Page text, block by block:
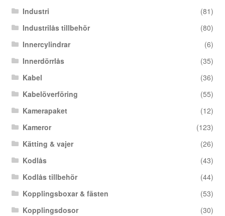
Industri
(81)
Industrilås tillbehör
(80)
Innercylindrar
(6)
Innerdörrlås
(35)
Kabel
(36)
Kabelöverföring
(55)
Kamerapaket
(12)
Kameror
(123)
Kätting & vajer
(26)
Kodlås
(43)
Kodlås tillbehör
(44)
Kopplingsboxar & fästen
(53)
Kopplingsdosor
(30)